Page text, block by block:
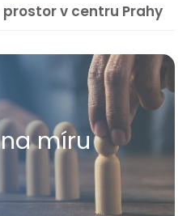
v centru Prahy
míru